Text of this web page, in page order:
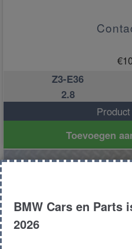
€
Z3-E36
2.8
Toevoegen
BMW Cars en Parts
2026